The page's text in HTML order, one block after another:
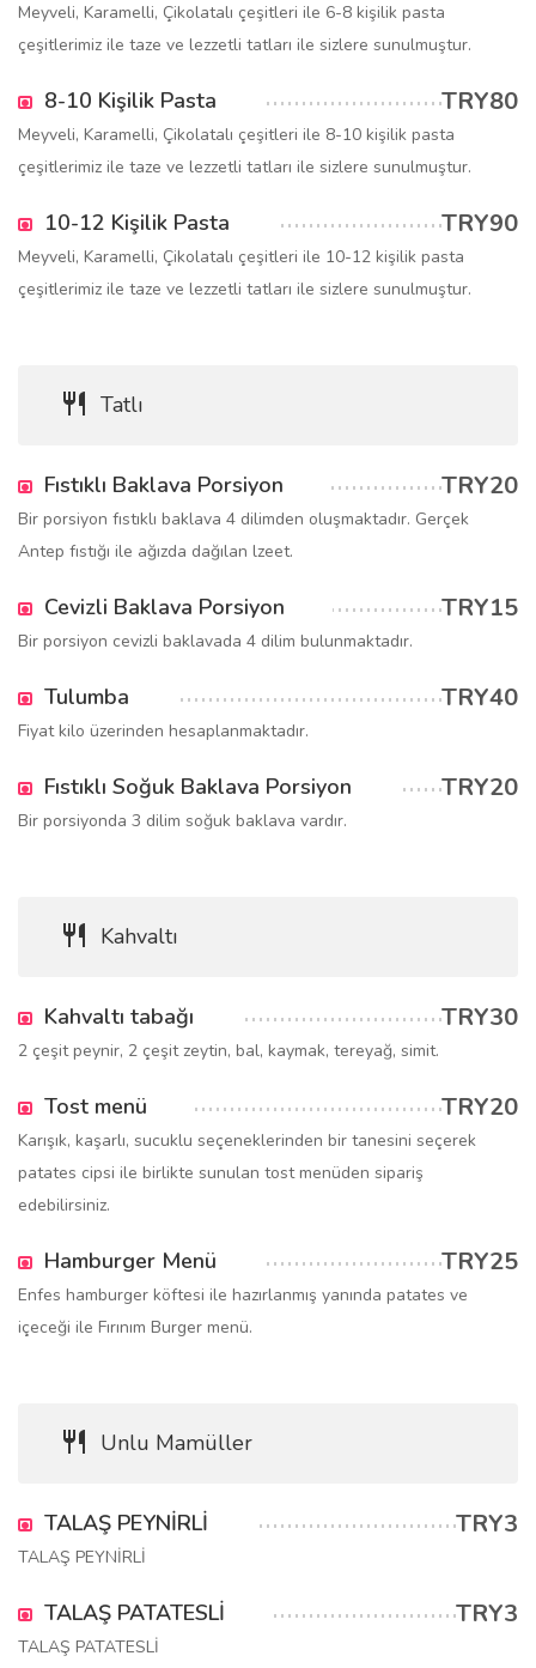
Meyveli, Karamelli, Çikolatalı çeşitleri ile 6-8 kişilik pasta
çeşitlerimiz ile taze ve lezzetli tatları ile sizlere sunulmuştur.
8-10 Kişilik Pasta TRY80
Meyveli, Karamelli, Çikolatalı çeşitleri ile 8-10 kişilik pasta
çeşitlerimiz ile taze ve lezzetli tatları ile sizlere sunulmuştur.
10-12 Kişilik Pasta TRY90
Meyveli, Karamelli, Çikolatalı çeşitleri ile 10-12 kişilik pasta
çeşitlerimiz ile taze ve lezzetli tatları ile sizlere sunulmuştur.
Tatlı
Fıstıklı Baklava Porsiyon TRY20
Bir porsiyon fıstıklı baklava 4 dilimden oluşmaktadır. Gerçek
Antep fıstığı ile ağızda dağılan lzeet.
Cevizli Baklava Porsiyon TRY15
Bir porsiyon cevizli baklavada 4 dilim bulunmaktadır.
Tulumba TRY40
Fiyat kilo üzerinden hesaplanmaktadır.
Fıstıklı Soğuk Baklava Porsiyon TRY20
Bir porsiyonda 3 dilim soğuk baklava vardır.
Kahvaltı
Kahvaltı tabağı TRY30
2 çeşit peynir, 2 çeşit zeytin, bal, kaymak, tereyağ, simit.
Tost menü TRY20
Karışık, kaşarlı, sucuklu seçeneklerinden bir tanesini seçerek
patates cipsi ile birlikte sunulan tost menüden sipariş
edebilirsiniz.
Hamburger Menü TRY25
Enfes hamburger köftesi ile hazırlanmış yanında patates ve
içeceği ile Fırınım Burger menü.
Unlu Mamüller
TALAŞ PEYNİRLİ TRY3
TALAŞ PEYNİRLİ
TALAŞ PATATESLİ TRY3
TALAŞ PATATESLİ